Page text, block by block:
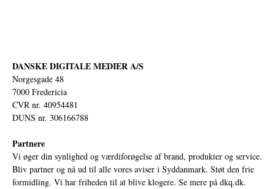
DANSKE DIGITALE MEDIER A/S
Norgesgade 48
7000 Fredericia
CVR nr. 40954481
DUNS nr. 306166788
Partnere
Vi øger din synlighed og værdiforøgelse af brand, produkter og service.
Bliv partner og nå ud til alle vores aviser i Syddanmark. Støt den frie
formidling. Vi har friheden til at blive klogere. Se mere på dkq.dk.